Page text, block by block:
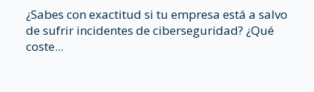
¿Sabes con exactitud si tu empresa está a salvo
de sufrir incidentes de ciberseguridad? ¿Qué
coste...